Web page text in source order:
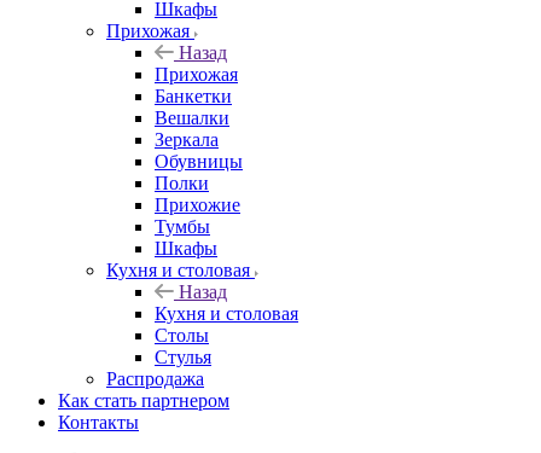
Шкафы
Прихожая
Назад
Прихожая
Банкетки
Вешалки
Зеркала
Обувницы
Полки
Прихожие
Тумбы
Шкафы
Кухня и столовая
Назад
Кухня и столовая
Столы
Стулья
Распродажа
Как стать партнером
Контакты